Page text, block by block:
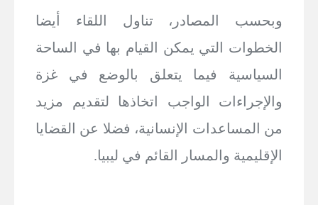
وبحسب المصادر، تناول اللقاء أيضا
الخطوات التي يمكن القيام بها في الساحة
السياسية فيما يتعلق بالوضع في غزة
والإجراءات الواجب اتخاذها لتقديم مزيد
من المساعدات الإنسانية، فضلا عن القضايا
الإقليمية والمسار القائم في ليبيا.